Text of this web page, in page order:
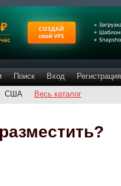
Поиск Вход
Регистрация
США Весь каталог